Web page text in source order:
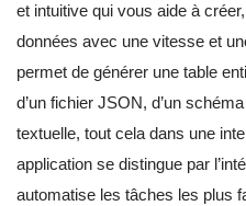
et intuitive qui vous aide à
données avec une vitesse et
permet de générer une table
d’un fichier JSON, d’un
textuelle, tout cela dans une
application se distingue par
automatise les tâches les plus